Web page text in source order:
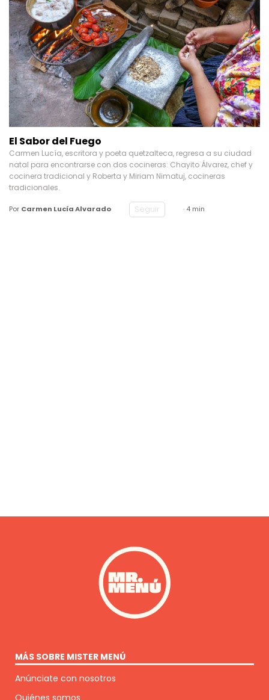
El Sabor del Fuego
Carmen Lucía, escritora y poeta quetzalteca, regresa a su ciudad
natal para encontrarse con dos cocineras: Chayito Álvarez, chef y
cocinera tradicional y Roberta y Miriam Nimatuj, cocineras
tradicionales.
Por Carmen Lucía Alvarado Seguir · 4 min
MÁS SOBRE MISTER MENÚ
Anúnciate con nosotros
Quiénes somos